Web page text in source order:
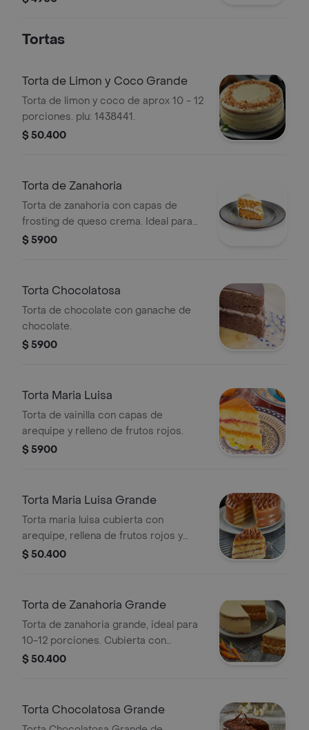
Tortas
Torta de Limon y Coco Grande
Torta de limon y coco de aprox 10 - 12
porciones. plu: 1438441.
$ 50.400
Torta de Zanahoria
Torta de zanahoria con capas de
frosting de queso crema. Ideal para
los amantes de los postres
$ 5900
Torta Chocolatosa
Torta de chocolate con ganache de
chocolate.
$ 5900
Torta Maria Luisa
Torta de vainilla con capas de
arequipe y relleno de frutos rojos.
$ 5900
Torta Maria Luisa Grande
Torta maria luisa cubierta con
arequipe, rellena de frutos rojos y
arequipe. aprox 10 - 12 porciones.
$ 50.400
Torta de Zanahoria Grande
Torta de zanahoria grande, ideal para
10-12 porciones. Cubierta con
glaseado.
$ 50.400
Torta Chocolatosa Grande